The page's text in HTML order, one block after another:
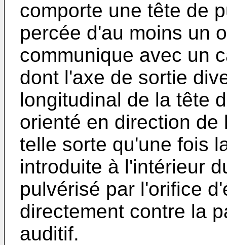
comporte une tête de
percée d'au moins un
communique avec un
dont l'axe de sortie
longitudinal de la tête
orienté en direction
telle sorte qu'une fois
introduite à l'intérieur
pulvérisé par l'orifice
directement contre la
auditif.